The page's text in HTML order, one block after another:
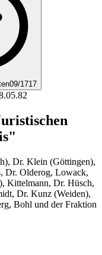
09/1717
Dr. Klein (Göttingen),
Dr. Olderog, Lowack,
Kittelmann, Dr. Hüsch,
Dr. Kunz (Weiden),
Bohl und der Fraktion